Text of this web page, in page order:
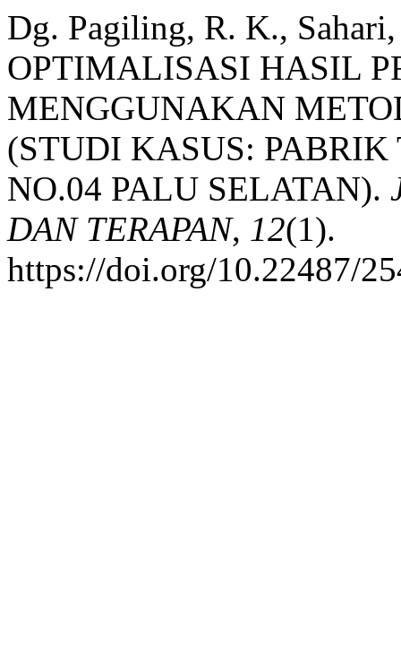
Dg. Pagiling, R. K.,
OPTIMALISASI HASIL
MENGGUNAKAN
(STUDI KASUS:
NO.04 PALU SELATAN).
DAN TERAPAN, 12(1).
https://doi.org/10.22487/